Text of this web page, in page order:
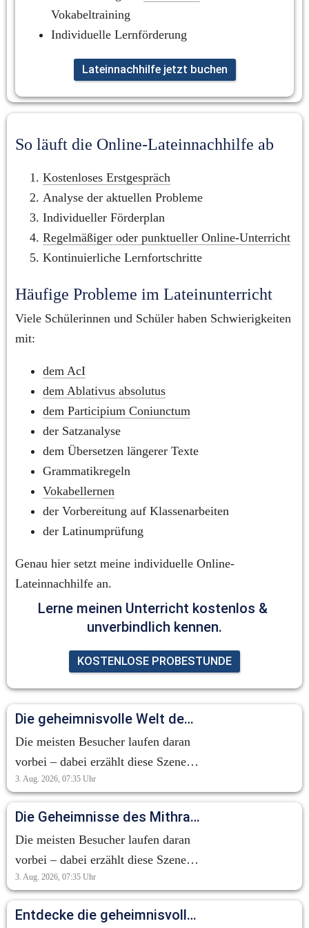
Vokabeltraining
Individuelle Lernförderung
Lateinnachhilfe jetzt buchen
So läuft die Online-Lateinnachhilfe ab
Kostenloses Erstgespräch
Analyse der aktuellen Probleme
Individueller Förderplan
Regelmäßiger oder punktueller Online-Unterricht
Kontinuierliche Lernfortschritte
Häufige Probleme im Lateinunterricht
Viele Schülerinnen und Schüler haben Schwierigkeiten
mit:
dem AcI
dem Ablativus absolutus
dem Participium Coniunctum
der Satzanalyse
dem Übersetzen längerer Texte
Grammatikregeln
Vokabellernen
der Vorbereitung auf Klassenarbeiten
der Latinumprüfung
Genau hier setzt meine individuelle Online-
Lateinnachhilfe an.
Lerne meinen Unterricht kostenlos &
unverbindlich kennen.
KOSTENLOSE PROBESTUNDE
Die geheimnisvolle Welt des Mithraskults: Ein Blick auf die Tauroktonie
Die meisten Besucher laufen daran
vorbei – dabei erzählt diese Szene
eine der geheimnisvollsten
Geschichten der Antike. Die
sogenannte Tauroktonie zeigt den
Gott Mithras bei der Opferung eines
Stiers. Doch es geht hier nicht um
Gewalt. Für die Anhänger des
Mithraskults symbolisierte diese
Szene neues Leben, Fruchtbarkeit
3. Aug. 2026, 07:35 Uhr
Die Geheimnisse des Mithraskults: Eine antike Erzählung im Verborgenen
Die meisten Besucher laufen daran
vorbei – dabei erzählt diese Szene
eine der geheimnisvollsten
Geschichten der Antike. Die
sogenannte Tauroktonie zeigt den
3. Aug. 2026, 07:35 Uhr
Entdecke die geheimnisvolle Welt des Mithraskults!